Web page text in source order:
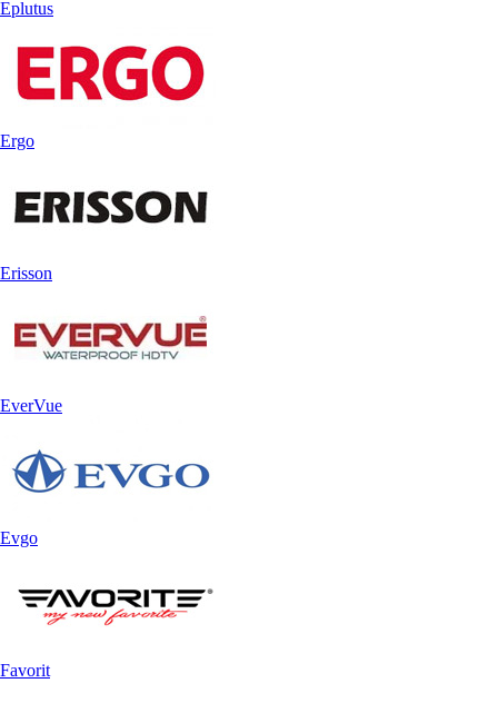
Eplutus
Ergo
Erisson
EverVue
Evgo
Favorit